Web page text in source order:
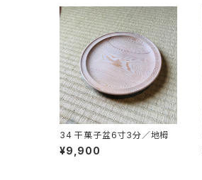
34 干菓子盆6寸3分／地栂
¥9,900